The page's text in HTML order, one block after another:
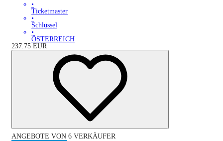
•
Ticketmaster
•
Schlüssel
•
ÖSTERREICH
237.75 EUR
ANGEBOTE VON 6 VERKÄUFER